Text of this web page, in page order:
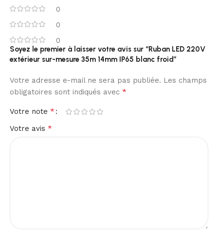
0
0
0
Soyez le premier à laisser votre avis sur “Ruban LED 220V
extérieur sur-mesure 35m 14mm IP65 blanc froid”
Votre adresse e-mail ne sera pas publiée. Les champs
obligatoires sont indiqués avec *
Votre note *
Votre avis *